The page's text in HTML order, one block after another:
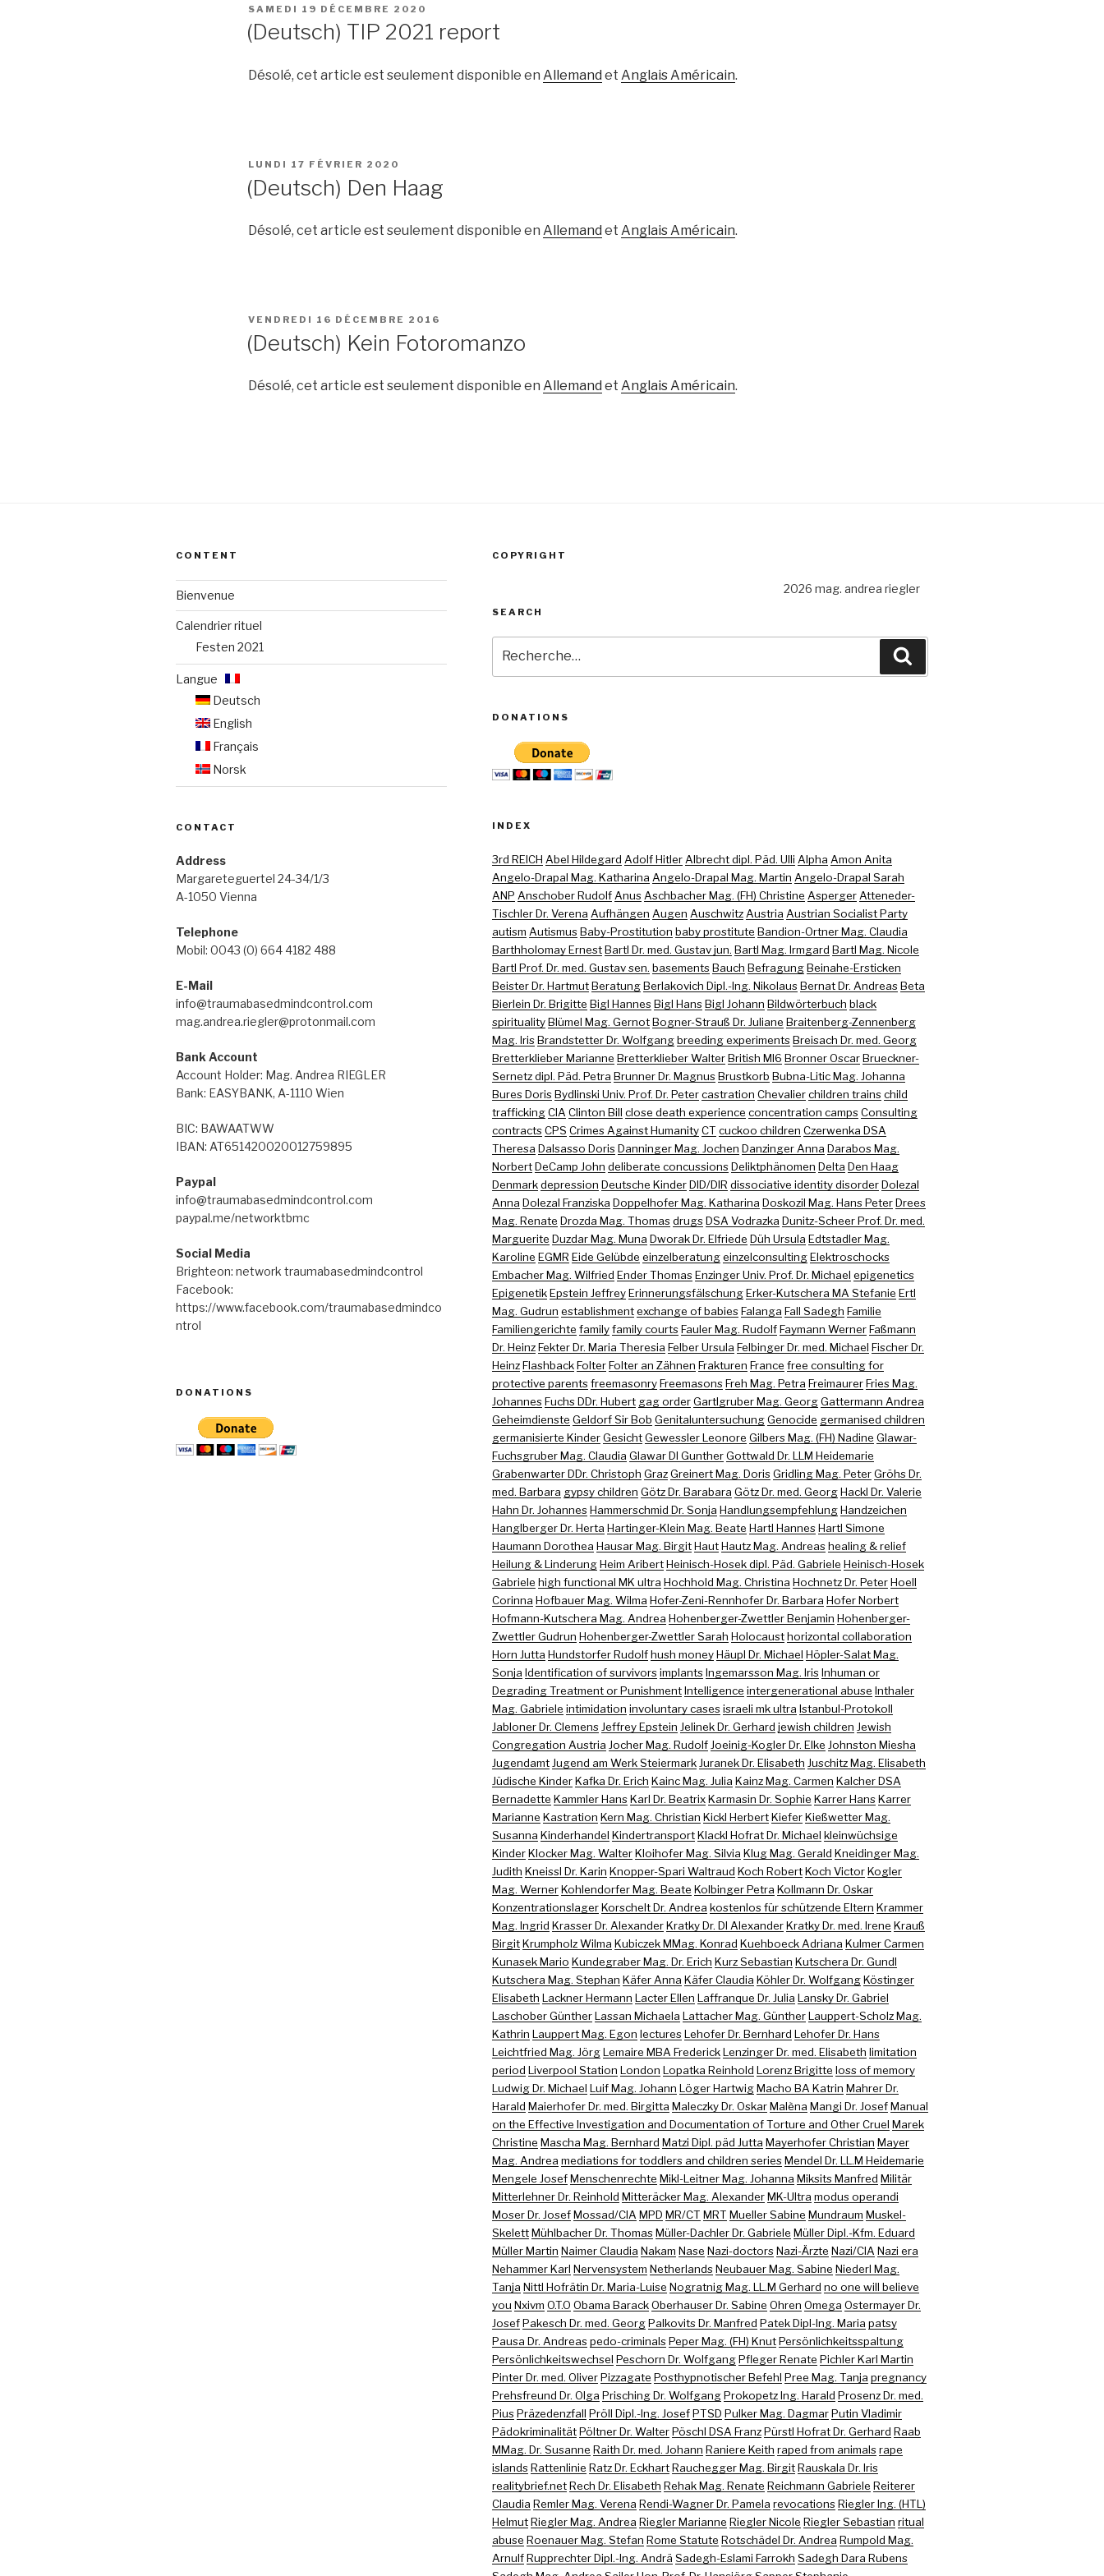
PUBLIÉ
LE
SAMEDI 19 DÉCEMBRE 2020
(Deutsch) TIP 2021 report
Désolé, cet article est seulement disponible en Allemand et Anglais Américain.
PUBLIÉ
LUNDI 17 FÉVRIER 2020
(Deutsch) Den Haag
Désolé, cet article est seulement disponible en Allemand et Anglais Américain.
PUBLIÉ
LE
VENDREDI 16 DÉCEMBRE 2016
(Deutsch) Kein Fotoromanzo
Désolé, cet article est seulement disponible en Allemand et Anglais Américain.
CONTENT
Bienvenue
Calendrier rituel
Festen 2021
Langue :
Deutsch
English
Français
Norsk
CONTACT
Address
Margareteguertel 24-34/1/3
A-1050 Vienna
Telephone
Mobil: 0043 (0) 664 4182 488
E-Mail
info@traumabasedmindcontrol.com
mag.andrea.riegler@protonmail.com
Bank Account
Account Holder: Mag. Andrea RIEGLER
Bank: EASYBANK, A-1110 Wien
BIC: BAWAATWW
IBAN: AT651420020012759895
Paypal
info@traumabasedmindcontrol.com
paypal.me/networktbmc
Social Media
Brighteon: network traumabasedmindcontrol
Facebook:
https://www.facebook.com/traumabasedmindco
ntrol
DONATIONS
COPYRIGHT
2026 mag. andrea riegler
SEARCH
pour
:
DONATIONS
INDEX
3rd REICH Abel Hildegard Adolf Hitler Albrecht dipl. Päd. Ulli Alpha Amon Anita
Angelo-Drapal Mag. Katharina Angelo-Drapal Mag. Martin Angelo-Drapal Sarah
ANP Anschober Rudolf Anus Aschbacher Mag. (FH) Christine Asperger Atteneder-
Tischler Dr. Verena Aufhängen Augen Auschwitz Austria Austrian Socialist Party
autism Autismus Baby-Prostitution baby prostitute Bandion-Ortner Mag. Claudia
Barthholomay Ernest Bartl Dr. med. Gustav jun. Bartl Mag. Irmgard Bartl Mag. Nicole
Bartl Prof. Dr. med. Gustav sen. basements Bauch Befragung Beinahe-Ersticken
Beister Dr. Hartmut Beratung Berlakovich Dipl.-Ing. Nikolaus Bernat Dr. Andreas Beta
Bierlein Dr. Brigitte Bigl Hannes Bigl Hans Bigl Johann Bildwörterbuch black
spirituality Blümel Mag. Gernot Bogner-Strauß Dr. Juliane Braitenberg-Zennenberg
Mag. Iris Brandstetter Dr. Wolfgang breeding experiments Breisach Dr. med. Georg
Bretterklieber Marianne Bretterklieber Walter British MI6 Bronner Oscar Brueckner-
Sernetz dipl. Päd. Petra Brunner Dr. Magnus Brustkorb Bubna-Litic Mag. Johanna
Bures Doris Bydlinski Univ. Prof. Dr. Peter castration Chevalier children trains child
trafficking CIA Clinton Bill close death experience concentration camps Consulting
contracts CPS Crimes Against Humanity CT cuckoo children Czerwenka DSA
Theresa Dalsasso Doris Danninger Mag. Jochen Danzinger Anna Darabos Mag.
Norbert DeCamp John deliberate concussions Deliktphänomen Delta Den Haag
Denmark depression Deutsche Kinder DID/DIR dissociative identity disorder Dolezal
Anna Dolezal Franziska Doppelhofer Mag. Katharina Doskozil Mag. Hans Peter Drees
Mag. Renate Drozda Mag. Thomas drugs DSA Vodrazka Dunitz-Scheer Prof. Dr. med.
Marguerite Duzdar Mag. Muna Dworak Dr. Elfriede Düh Ursula Edtstadler Mag.
Karoline EGMR Eide Gelübde einzelberatung einzelconsulting Elektroschocks
Embacher Mag. Wilfried Ender Thomas Enzinger Univ. Prof. Dr. Michael epigenetics
Epigenetik Epstein Jeffrey Erinnerungsfälschung Erker-Kutschera MA Stefanie Ertl
Mag. Gudrun establishment exchange of babies Falanga Fall Sadegh Familie
Familiengerichte family family courts Fauler Mag. Rudolf Faymann Werner Faßmann
Dr. Heinz Fekter Dr. Maria Theresia Felber Ursula Felbinger Dr. med. Michael Fischer Dr.
Heinz Flashback Folter Folter an Zähnen Frakturen France free consulting for
protective parents freemasonry Freemasons Freh Mag. Petra Freimaurer Fries Mag.
Johannes Fuchs DDr. Hubert gag order Gartlgruber Mag. Georg Gattermann Andrea
Geheimdienste Geldorf Sir Bob Genitaluntersuchung Genocide germanised children
germanisierte Kinder Gesicht Gewessler Leonore Gilbers Mag. (FH) Nadine Glawar-
Fuchsgruber Mag. Claudia Glawar DI Gunther Gottwald Dr. LLM Heidemarie
Grabenwarter DDr. Christoph Graz Greinert Mag. Doris Gridling Mag. Peter Gröhs Dr.
med. Barbara gypsy children Götz Dr. Barabara Götz Dr. med. Georg Hackl Dr. Valerie
Hahn Dr. Johannes Hammerschmid Dr. Sonja Handlungsempfehlung Handzeichen
Hanglberger Dr. Herta Hartinger-Klein Mag. Beate Hartl Hannes Hartl Simone
Haumann Dorothea Hausar Mag. Birgit Haut Hautz Mag. Andreas healing & relief
Heilung & Linderung Heim Aribert Heinisch-Hosek dipl. Päd. Gabriele Heinisch-Hosek
Gabriele high functional MK ultra Hochhold Mag. Christina Hochnetz Dr. Peter Hoell
Corinna Hofbauer Mag. Wilma Hofer-Zeni-Rennhofer Dr. Barbara Hofer Norbert
Hofmann-Kutschera Mag. Andrea Hohenberger-Zwettler Benjamin Hohenberger-
Zwettler Gudrun Hohenberger-Zwettler Sarah Holocaust horizontal collaboration
Horn Jutta Hundstorfer Rudolf hush money Häupl Dr. Michael Höpler-Salat Mag.
Sonja Identification of survivors implants Ingemarsson Mag. Iris Inhuman or
Degrading Treatment or Punishment Intelligence intergenerational abuse Inthaler
Mag. Gabriele intimidation involuntary cases israeli mk ultra Istanbul-Protokoll
Jabloner Dr. Clemens Jeffrey Epstein Jelinek Dr. Gerhard jewish children Jewish
Congregation Austria Jocher Mag. Rudolf Joeinig-Kogler Dr. Elke Johnston Miesha
Jugendamt Jugend am Werk Steiermark Juranek Dr. Elisabeth Juschitz Mag. Elisabeth
Jüdische Kinder Kafka Dr. Erich Kainc Mag. Julia Kainz Mag. Carmen Kalcher DSA
Bernadette Kammler Hans Karl Dr. Beatrix Karmasin Dr. Sophie Karrer Hans Karrer
Marianne Kastration Kern Mag. Christian Kickl Herbert Kiefer Kießwetter Mag.
Susanna Kinderhandel Kindertransport Klackl Hofrat Dr. Michael kleinwüchsige
Kinder Klocker Mag. Walter Kloihofer Mag. Silvia Klug Mag. Gerald Kneidinger Mag.
Judith Kneissl Dr. Karin Knopper-Spari Waltraud Koch Robert Koch Victor Kogler
Mag. Werner Kohlendorfer Mag. Beate Kolbinger Petra Kollmann Dr. Oskar
Konzentrationslager Korschelt Dr. Andrea kostenlos für schützende Eltern Krammer
Mag. Ingrid Krasser Dr. Alexander Kratky Dr. DI Alexander Kratky Dr. med. Irene Krauß
Birgit Krumpholz Wilma Kubiczek MMag. Konrad Kuehboeck Adriana Kulmer Carmen
Kunasek Mario Kundegraber Mag. Dr. Erich Kurz Sebastian Kutschera Dr. Gundl
Kutschera Mag. Stephan Käfer Anna Käfer Claudia Köhler Dr. Wolfgang Köstinger
Elisabeth Lackner Hermann Lacter Ellen Laffranque Dr. Julia Lansky Dr. Gabriel
Laschober Günther Lassan Michaela Lattacher Mag. Günther Lauppert-Scholz Mag.
Kathrin Lauppert Mag. Egon lectures Lehofer Dr. Bernhard Lehofer Dr. Hans
Leichtfried Mag. Jörg Lemaire MBA Frederick Lenzinger Dr. med. Elisabeth limitation
period Liverpool Station London Lopatka Reinhold Lorenz Brigitte loss of memory
Ludwig Dr. Michael Luif Mag. Johann Löger Hartwig Macho BA Katrin Mahrer Dr.
Harald Maierhofer Dr. med. Birgitta Maleczky Dr. Oskar Malèna Mangi Dr. Josef Manual
on the Effective Investigation and Documentation of Torture and Other Cruel Marek
Christine Mascha Mag. Bernhard Matzi Dipl. päd Jutta Mayerhofer Christian Mayer
Mag. Andrea mediations for toddlers and children series Mendel Dr. LL.M Heidemarie
Mengele Josef Menschenrechte Mikl-Leitner Mag. Johanna Miksits Manfred Militär
Mitterlehner Dr. Reinhold Mitteräcker Mag. Alexander MK-Ultra modus operandi
Moser Dr. Josef Mossad/CIA MPD MR/CT MRT Mueller Sabine Mundraum Muskel-
Skelett Mühlbacher Dr. Thomas Müller-Dachler Dr. Gabriele Müller Dipl.-Kfm. Eduard
Müller Martin Naimer Claudia Nakam Nase Nazi-doctors Nazi-Ärzte Nazi/CIA Nazi era
Nehammer Karl Nervensystem Netherlands Neubauer Mag. Sabine Niederl Mag.
Tanja Nittl Hofrätin Dr. Maria-Luise Nogratnig Mag. LL.M Gerhard no one will believe
you Nxivm O.T.O Obama Barack Oberhauser Dr. Sabine Ohren Omega Ostermayer Dr.
Josef Pakesch Dr. med. Georg Palkovits Dr. Manfred Patek Dipl-Ing. Maria patsy
Pausa Dr. Andreas pedo-criminals Peper Mag. (FH) Knut Persönlichkeitsspaltung
Persönlichkeitswechsel Peschorn Dr. Wolfgang Pfleger Renate Pichler Karl Martin
Pinter Dr. med. Oliver Pizzagate Posthypnotischer Befehl Pree Mag. Tanja pregnancy
Prehsfreund Dr. Olga Prisching Dr. Wolfgang Prokopetz Ing. Harald Prosenz Dr. med.
Pius Präzedenzfall Pröll Dipl.-Ing. Josef PTSD Pulker Mag. Dagmar Putin Vladimir
Pädokriminalität Pöltner Dr. Walter Pöschl DSA Franz Pürstl Hofrat Dr. Gerhard Raab
MMag. Dr. Susanne Raith Dr. med. Johann Raniere Keith raped from animals rape
islands Rattenlinie Ratz Dr. Eckhart Rauchegger Mag. Birgit Rauskala Dr. Iris
realitybrief.net Rech Dr. Elisabeth Rehak Mag. Renate Reichmann Gabriele Reiterer
Claudia Remler Mag. Verena Rendi-Wagner Dr. Pamela revocations Riegler Ing. (HTL)
Helmut Riegler Mag. Andrea Riegler Marianne Riegler Nicole Riegler Sebastian ritual
abuse Roenauer Mag. Stefan Rome Statute Rotschädel Dr. Andrea Rumpold Mag.
Arnulf Rupprechter Dipl.-Ing. Andrä Sadegh-Eslami Farrokh Sadegh Dara Rubens